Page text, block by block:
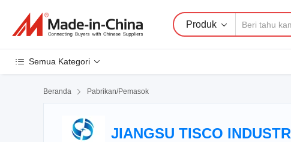
Produk
Semua Kategori
Beranda  Pabrikan/Pemasok
JIANGSU TISCO